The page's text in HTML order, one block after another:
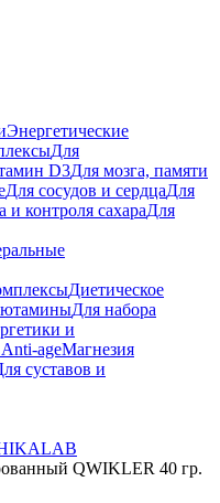
Энергетические
Для
D3Для мозга, памяти
Для сосудов и сердцаДля
и контроля сахараДля
Диетическое
Для набора
и
ageМагнезия
суставов и
QWIKLER 40 гр.